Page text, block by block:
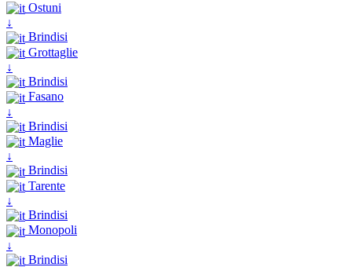
Ostuni
↓
Brindisi
Grottaglie
↓
Brindisi
Fasano
↓
Brindisi
Maglie
↓
Brindisi
Tarente
↓
Brindisi
Monopoli
↓
Brindisi